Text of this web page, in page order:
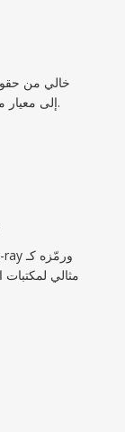
AAC. استخرج صوت M2TS إلى معيار مفتوح المصدر.